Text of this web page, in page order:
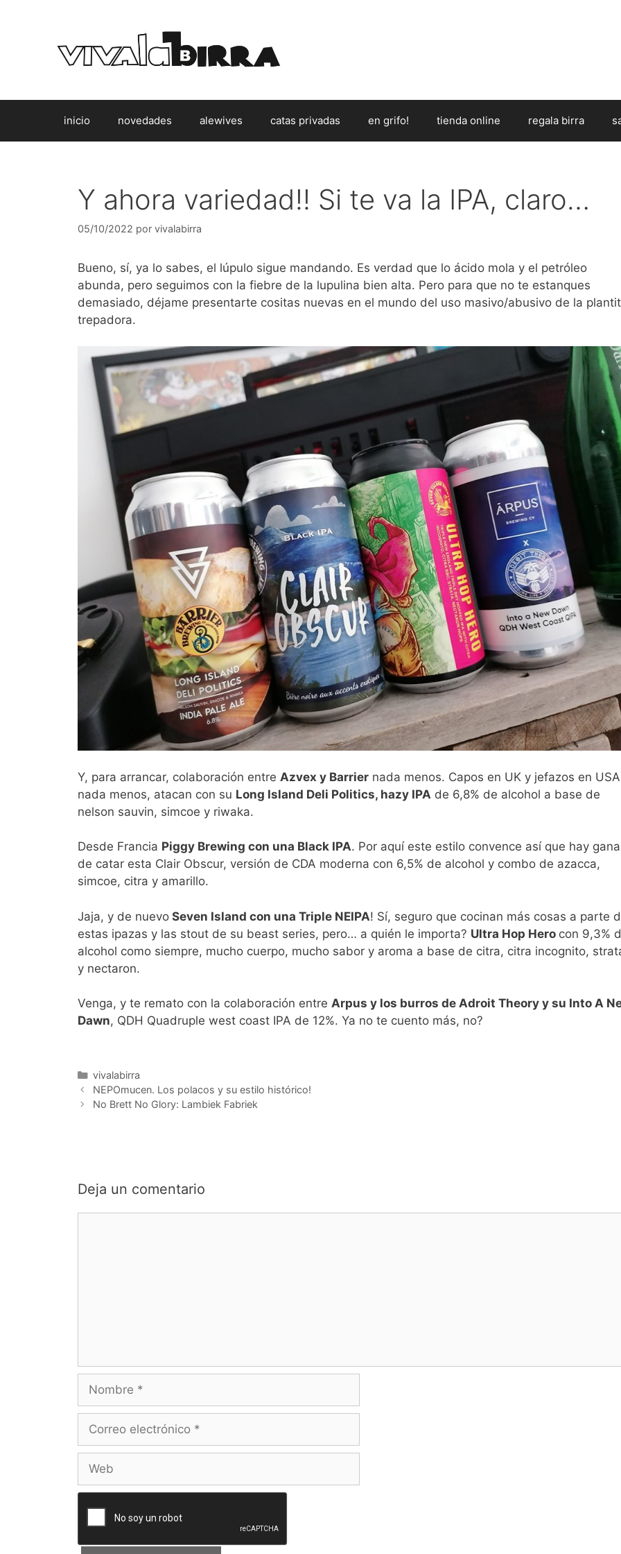
inicio novedades alewives catas privadas en grifo! tienda online regala birra
Y ahora variedad!! Si te va la IPA, claro…
05/10/2022 por vivalabirra
Bueno, sí, ya lo sabes, el lúpulo sigue mandando. Es verdad que lo ácido mola y el petróleo
abunda, pero seguimos con la fiebre de la lupulina bien alta. Pero para que no te estanques
demasiado, déjame presentarte cositas nuevas en el mundo del uso masivo/abusivo de la
trepadora.
Y, para arrancar, colaboración entre Azvex y Barrier nada menos. Capos en UK y jefazos en USA
nada menos, atacan con su Long Island Deli Politics, hazy IPA de 6,8% de alcohol a base de
nelson sauvin, simcoe y riwaka.
Desde Francia Piggy Brewing con una Black IPA. Por aquí este estilo convence así que hay
de catar esta Clair Obscur, versión de CDA moderna con 6,5% de alcohol y combo de azacca,
simcoe, citra y amarillo.
Jaja, y de nuevo Seven Island con una Triple NEIPA! Sí, seguro que cocinan más cosas a parte
estas ipazas y las stout de su beast series, pero… a quién le importa? Ultra Hop Hero con 9,3%
alcohol como siempre, mucho cuerpo, mucho sabor y aroma a base de citra, citra incognito,
y nectaron.
Venga, y te remato con la colaboración entre Arpus y los burros de Adroit Theory y su Into A
Dawn, QDH Quadruple west coast IPA de 12%. Ya no te cuento más, no?
Categorías
vivalabirra
NEPOmucen. Los polacos y su estilo histórico!
No Brett No Glory: Lambiek Fabriek
Deja un comentario
electrónico